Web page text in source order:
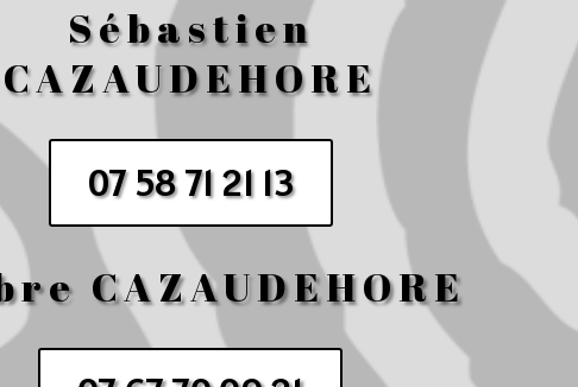
Sébastien
CAZAUDEHORE
07 58 71 21 13
CAZAUDEHORE